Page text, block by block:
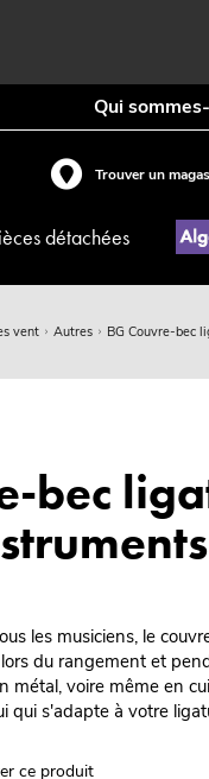
Qui
Trouver un
détachées
vent Autres BG Couvre-bec
bec
les musiciens, le
du rangement et
métal, voire même en
qui s'adapte à votre
ce produit